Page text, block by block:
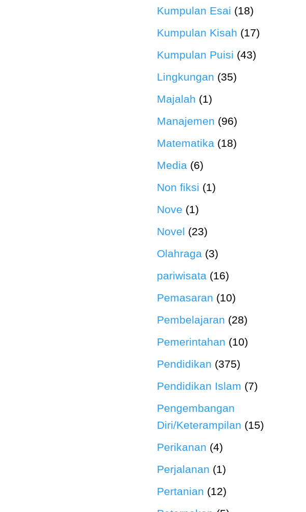
Kumpulan Esai (18)
Kumpulan Kisah (17)
Kumpulan Puisi (43)
Lingkungan (35)
Majalah (1)
Manajemen (96)
Matematika (18)
Media (6)
Non fiksi (1)
Nove (1)
Novel (23)
Olahraga (3)
pariwisata (16)
Pemasaran (10)
Pembelajaran (28)
Pemerintahan (10)
Pendidikan (375)
Pendidikan Islam (7)
Pengembangan
Diri/Keterampilan (15)
Perikanan (4)
Perjalanan (1)
Pertanian (12)